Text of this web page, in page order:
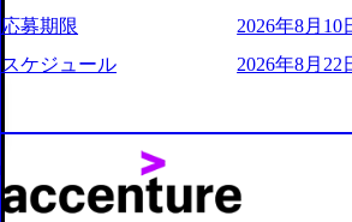
どの人員調達できる 独立資本経営をと
orage.googleapis.com/our-vision-
242d0de-3e54-4f03-b076-
ng-xiang-ke) 「働く人」「事業・サービ
リアルを取り上げています！ (https://
大分県より「外国人留学生等受入環境整
main/html/rd/p/
ム「NALYSYS」リリース (https://
応募期限
2026年8月10
スケジュール
2026年8月22